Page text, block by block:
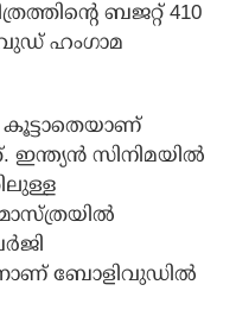
ബജറ്റ് 410
ഹംഗാമ
കൂട്ടാതെയാണ്
സിനിമയില്‍
ബോളിവുഡില്‍